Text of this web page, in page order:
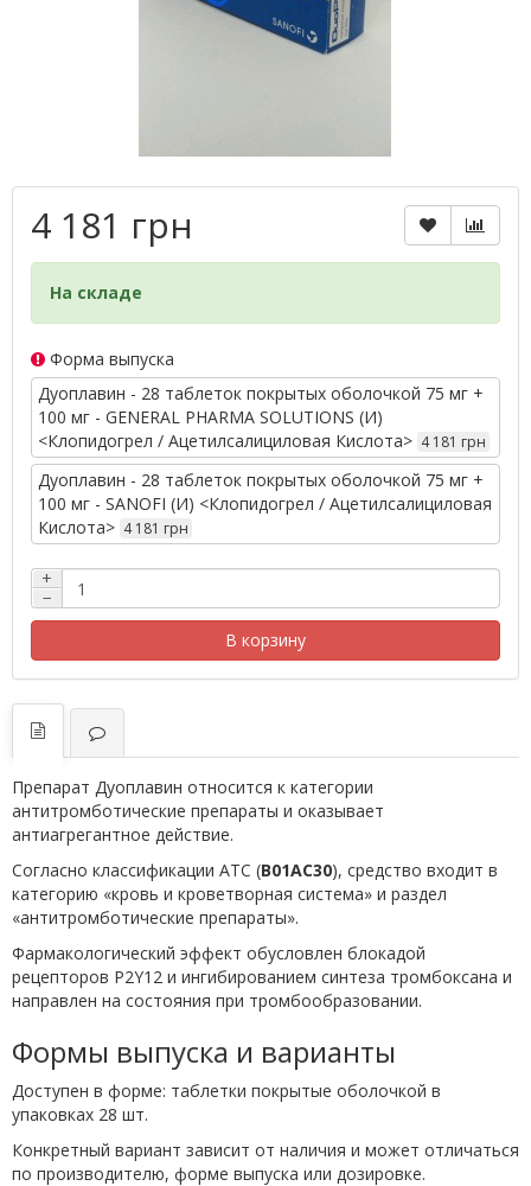
4 181 грн
На складе
Форма выпуска
Дуоплавин - 28 таблеток покрытых оболочкой 75 мг +
100 мг - GENERAL PHARMA SOLUTIONS (И)
<Клопидогрел / Ацетилсалициловая Кислота> 4 181 грн
Дуоплавин - 28 таблеток покрытых оболочкой 75 мг +
100 мг - SANOFI (И) <Клопидогрел / Ацетилсалициловая
Кислота> 4 181 грн
+
−
В корзину
Препарат Дуоплавин относится к категории
антитромботические препараты и оказывает
антиагрегантное действие.
Согласно классификации ATC (B01AC30), средство входит в
категорию «кровь и кроветворная система» и раздел
«антитромботические препараты».
Фармакологический эффект обусловлен блокадой
рецепторов P2Y12 и ингибированием синтеза тромбоксана и
направлен на состояния при тромбообразовании.
Формы выпуска и варианты
Доступен в форме: таблетки покрытые оболочкой в
упаковках 28 шт.
Конкретный вариант зависит от наличия и может отличаться
по производителю, форме выпуска или дозировке.